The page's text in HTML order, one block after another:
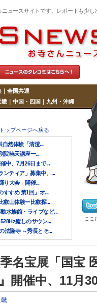
ュースサイトです。レポートも少し
｜ 全国共通
畿 ｜ 中国・四国 ｜ 九州・沖縄
ップページへ戻る
自然体験「清澄...
院暁天講座一...
中、7月26日まで...
ンティア」募集中、...
り大会」開催...
すすめ 第1回」オ...
叡山体験ー比叡探...
水族館・ライブなど...
癒しのサウン...
法隆寺 ～秀長とそ...
ここ
名宝展「国宝
開催中、11月